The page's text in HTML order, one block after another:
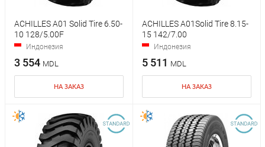
ACHILLES A01 Solid Tire 6.50-
10 128/5.00F
Индонезия
3 554 MDL
НА ЗАКАЗ
ACHILLES A01Solid Tire 8.15-
15 142/7.00
Индонезия
5 511 MDL
НА ЗАКАЗ